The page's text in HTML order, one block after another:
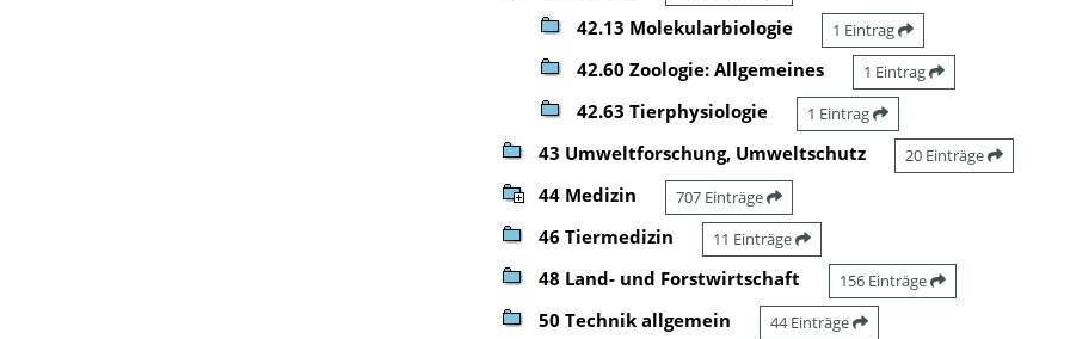
42.13 Molekularbiologie 1 Eintrag
42.60 Zoologie: Allgemeines 1 Eintrag
42.63 Tierphysiologie 1 Eintrag
43 Umweltforschung, Umweltschutz 20 Einträge
44 Medizin 707 Einträge
46 Tiermedizin 11 Einträge
48 Land- und Forstwirtschaft 156 Einträge
50 Technik allgemein 44 Einträge